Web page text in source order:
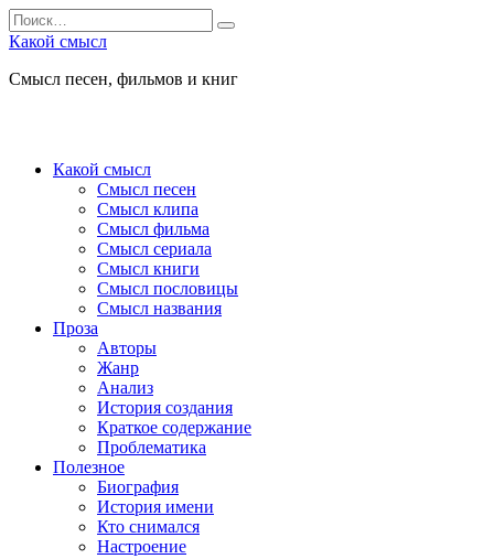
Перейти
к
Search
for:
Какой смысл
Смысл песен, фильмов и книг
Какой смысл
Смысл песен
Смысл клипа
Смысл фильма
Смысл сериала
Смысл книги
Смысл пословицы
Смысл названия
Проза
Авторы
Жанр
Анализ
История создания
Краткое содержание
Проблематика
Полезное
Биография
История имени
Кто снимался
Настроение